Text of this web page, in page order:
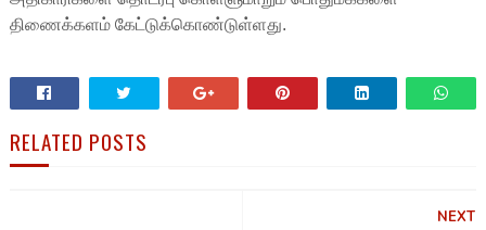
திணைக்களம் கேட்டுக்கொண்டுள்ளது.
RELATED POSTS
NEXT